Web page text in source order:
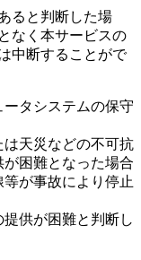
ると判断した場
なく本サービスの
中断することがで
タシステムの保守
天災などの不可抗
困難となった場合
が事故により停止
供が困難と判断し